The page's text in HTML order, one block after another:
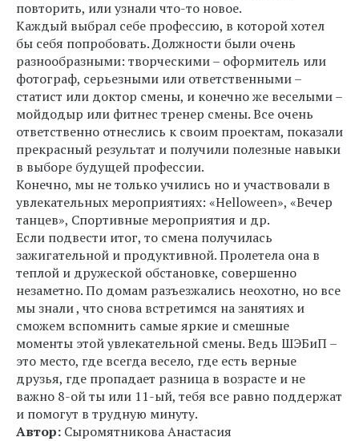
повторить, или узнали что-то новое.
Каждый выбрал себе профессию, в которой хотел
бы себя попробовать. Должности были очень
разнообразными: творческими – оформитель или
фотограф, серьезными или ответственными –
статист или доктор смены, и конечно же веселыми –
мойдодыр или фитнес тренер смены. Все очень
ответственно отнеслись к своим проектам, показали
прекрасный результат и получили полезные навыки
в выборе будущей профессии.
Конечно, мы не только учились но и участвовали в
увлекательных мероприятиях: «Helloween», «Вечер
танцев», Спортивные мероприятия и др.
Если подвести итог, то смена получилась
зажигательной и продуктивной. Пролетела она в
теплой и дружеской обстановке, совершенно
незаметно. По домам разъезжались неохотно, но все
мы знали , что снова встретимся на занятиях и
сможем вспомнить самые яркие и смешные
моменты этой увлекательной смены. Ведь ШЭБиП –
это место, где всегда весело, где есть верные
друзья, где пропадает разница в возрасте и не
важно 8-ой ты или 11-ый, тебя все равно поддержат
и помогут в трудную минуту.
Автор: Сыромятникова Анастасия